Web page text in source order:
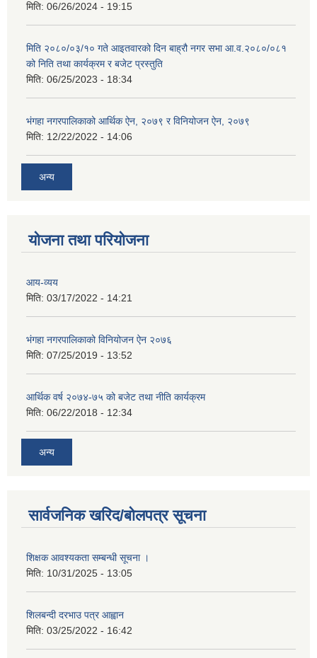
मिति: 06/26/2024 - 19:15
मिति २०८०/०३/१० गते आइतवारको दिन बाह्रौ नगर सभा आ.व.२०८०/०८१
को निति तथा कार्यक्रम र बजेट प्रस्तुति
मिति: 06/25/2023 - 18:34
भंगहा नगरपालिकाको आर्थिक ऐन, २०७९ र विनियोजन ऐन, २०७९
मिति: 12/22/2022 - 14:06
अन्य
योजना तथा परियोजना
आय-व्यय
मिति: 03/17/2022 - 14:21
भंगहा नगरपालिकाको विनियोजन ऐन २०७६
मिति: 07/25/2019 - 13:52
आर्थिक वर्ष २०७४-७५ को बजेट तथा नीति कार्यक्रम
मिति: 06/22/2018 - 12:34
अन्य
सार्वजनिक खरिद/बोलपत्र सूचना
शिक्षक आवश्यकता सम्बन्धी सूचना ।
मिति: 10/31/2025 - 13:05
शिलबन्दी दरभाउ पत्र आह्वान
मिति: 03/25/2022 - 16:42